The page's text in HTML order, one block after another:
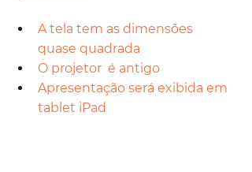
A tela tem as dimensões
quase quadrada
O projetor  é antigo
Apresentação será exibida em
tablet iPad